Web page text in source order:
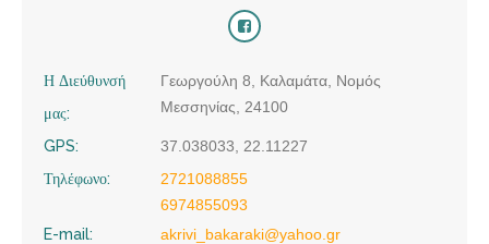
Η Διεύθυνσή
μας:
Γεωργούλη 8, Καλαμάτα, Νομός
Μεσσηνίας, 24100
GPS:
37.038033, 22.11227
Τηλέφωνο:
2721088855
6974855093
E-mail:
akrivi_bakaraki@yahoo.gr